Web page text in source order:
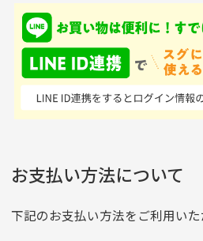
て、ここまでゴルフブラ
ンドの取り扱いがあるの
はすごい。 毎日たくさ
んの商品がアップされて
いるので新作チェックす
入金確認後商品発送となり
※土曜、日曜、祝日は入金確認及
せん。
尚、お振込み手数料はお客様ご
商品発送となります。
ご注文頂いてから7日以内
りますのでご了承くださいませ。
支店名
和歌山支店
申し込まれた商品と届いた商
商品説明に記載されていない
の場合
お支払い方法について
下記のお支払い方法をご利用いた